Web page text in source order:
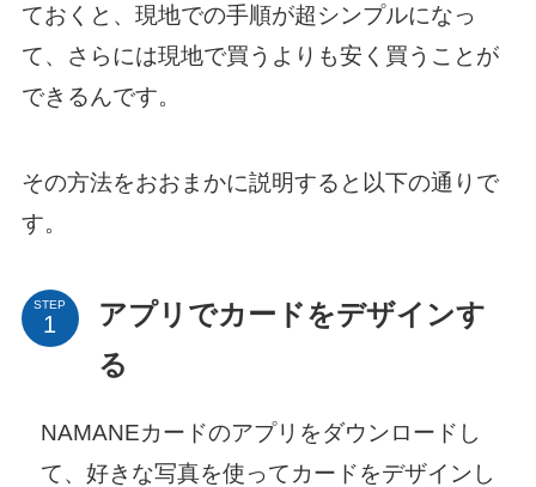
ておくと、現地での手順が超シンプルになっ
て、さらには現地で買うよりも安く買うことが
できるんです。
その方法をおおまかに説明すると以下の通りで
す。
STEP
アプリでカードをデザインす
る
NAMANEカードのアプリをダウンロードし
て、好きな写真を使ってカードをデザインし